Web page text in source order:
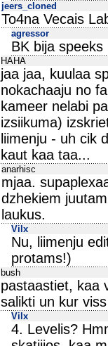
jeers_cloned
To4na Vecais
agressor
BK bija speeks
HAHA
jaa jaa, kuulaa
nokachaaju no
kameer nelabi
izsiikuma)
liimenju - uh cik
kaut kaa taa...
anarhisc
mjaa.
dzhekiem
laukus.
Vilx
Nu, liimenju
protams!)
bush
pastaastiet, kaa
salikti un kur
Vilx
4. Levelis?